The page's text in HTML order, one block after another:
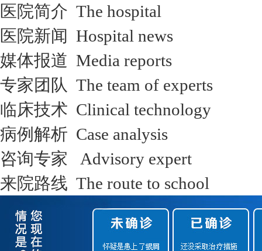
医院简介 The hospital
医院新闻 Hospital news
媒体报道 Media reports
专家团队 The team of experts
临床技术 Clinical technology
病例解析 Case analysis
咨询专家 Advisory expert
来院路线 The route to school